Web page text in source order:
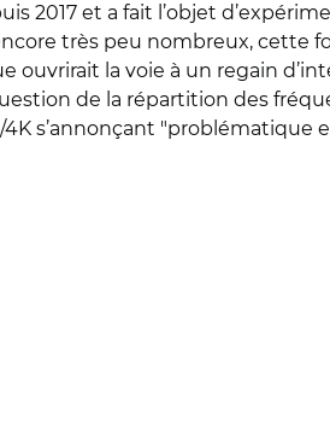
2017 et a fait l’objet
très peu nombreux, cette
la voie à un regain
de la répartition des
s’annonçant "problématique